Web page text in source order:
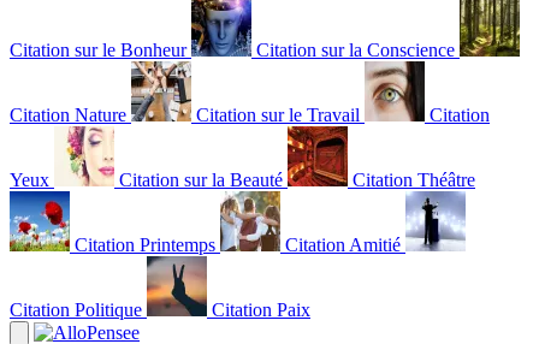
Citation sur le Bonheur Citation sur la Conscience
Citation Nature Citation sur le Travail Citation
Yeux Citation sur la Beauté Citation Théâtre
Citation Printemps Citation Amitié
Citation Politique Citation Paix